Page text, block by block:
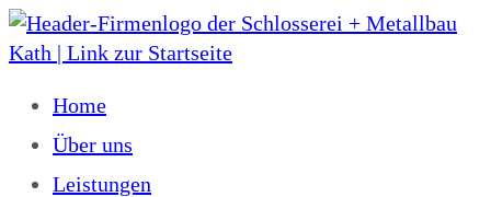
Home
Über uns
Leistungen